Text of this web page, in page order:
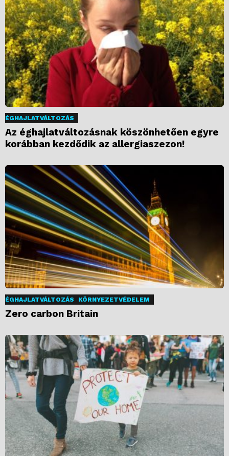
ÉGHAJLATVÁLTOZÁS
Az éghajlatváltozásnak köszönhetően egyre
korábban kezdődik az allergiaszezon!
ÉGHAJLATVÁLTOZÁS KÖRNYEZETVÉDELEM
Zero carbon Britain